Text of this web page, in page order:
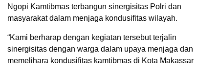
Ngopi Kamtibmas terbangun sinergisitas Polri dan
masyarakat dalam menjaga kondusifitas wilayah.
“Kami berharap dengan kegiatan tersebut terjalin
sinergisitas dengan warga dalam upaya menjaga dan
memelihara kondusifitas kamtibmas di Kota Makassar